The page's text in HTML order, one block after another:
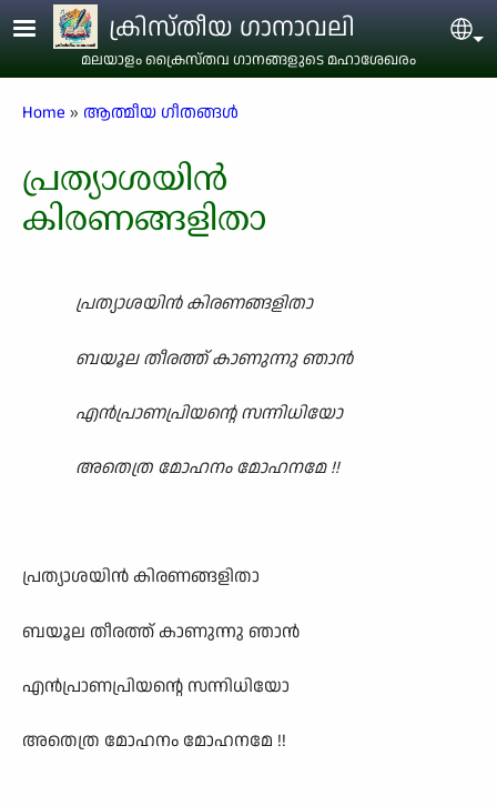
Skip to main contentക്രിസ്തീയ ഗാനാവലി
മലയാളം ക്രൈസ്തവ ഗാനങ്ങളുടെ മഹാശേഖരം
Breadcrumb
Home ആത്മീയ ഗീതങ്ങൾ
പ്രത്യാശയിൻ
കിരണങ്ങളിതാ
പ്രത്യാശയിൻ കിരണങ്ങളിതാ
ബയൂല തീരത്ത് കാണുന്നു ഞാൻ
എൻപ്രാണപ്രിയന്റെ സന്നിധിയോ
അതെത്ര മോഹനം മോഹനമേ !!
പ്രത്യാശയിൻ കിരണങ്ങളിതാ
ബയൂല തീരത്ത് കാണുന്നു ഞാൻ
എൻപ്രാണപ്രിയന്റെ സന്നിധിയോ
അതെത്ര മോഹനം മോഹനമേ !!